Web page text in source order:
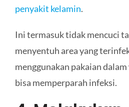
penyakit kelamin.
Ini termasuk tidak mencuci
menyentuh area yang
menggunakan pakaian
bisa memperparah infeksi.